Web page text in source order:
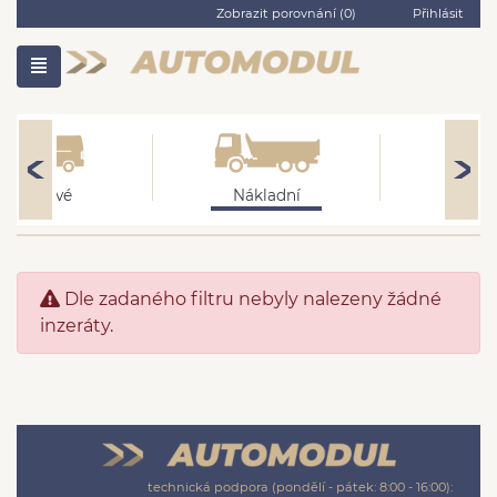
Zobrazit porovnání (0) Přihlásit
Užitkové Nákladní
Dle zadaného filtru nebyly nalezeny žádné
inzeráty.
technická podpora (pondělí - pátek: 8:00 - 16:00):